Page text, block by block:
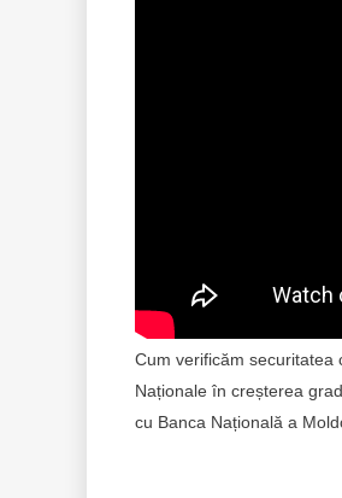
Cum verificăm securitatea
Naționale în creșterea
cu Banca Națională a